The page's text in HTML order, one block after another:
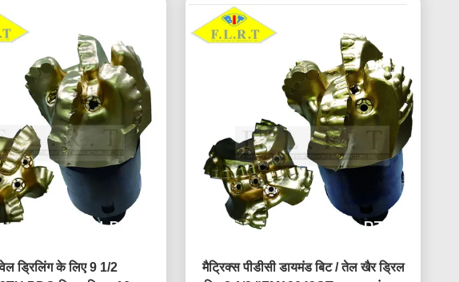
ड्रिलिंग के लिए 9 1/2
मैट्रिक्स पीडीसी डायमंड बिट / तेल खैर ड्रिल